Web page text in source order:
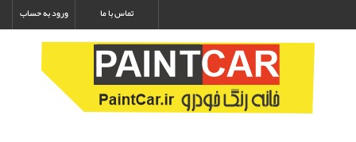
ورود به حساب تماس با ما